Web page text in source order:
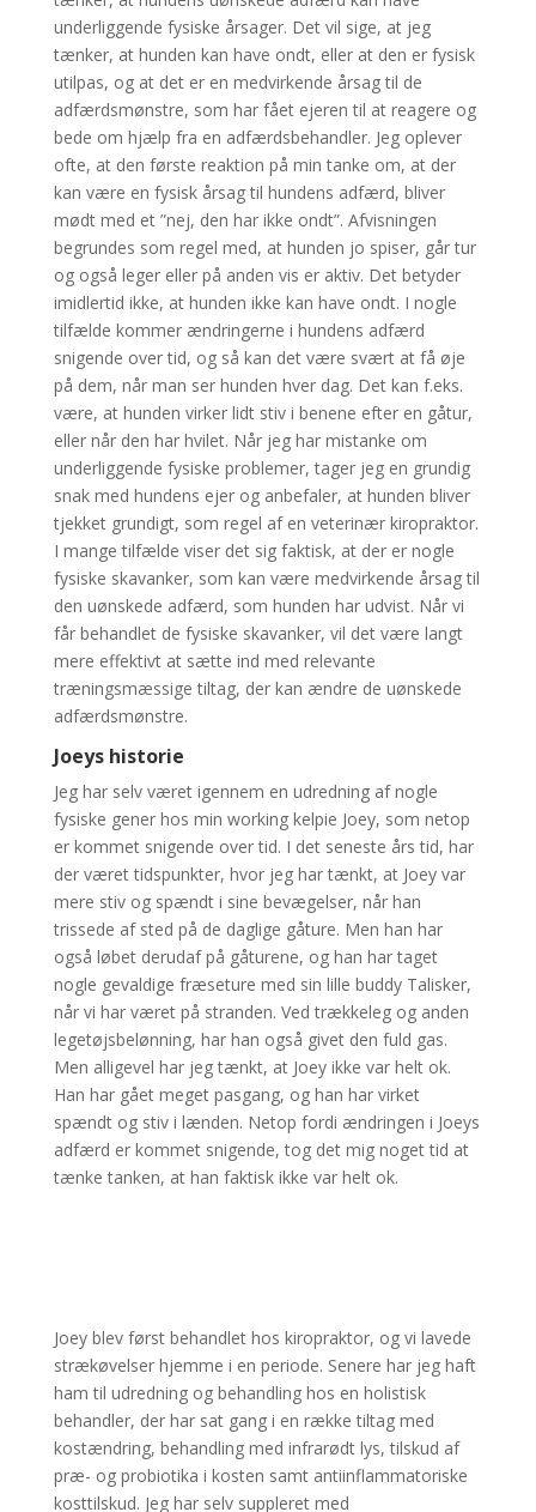
underliggende fysiske årsager. Det vil sige, at jeg
tænker, at hunden kan have ondt, eller at den er fysisk
utilpas, og at det er en medvirkende årsag til de
adfærdsmønstre, som har fået ejeren til at reagere og
bede om hjælp fra en adfærdsbehandler. Jeg oplever
ofte, at den første reaktion på min tanke om, at der
kan være en fysisk årsag til hundens adfærd, bliver
mødt med et ”nej, den har ikke ondt”. Afvisningen
begrundes som regel med, at hunden jo spiser, går tur
og også leger eller på anden vis er aktiv. Det betyder
imidlertid ikke, at hunden ikke kan have ondt. I nogle
tilfælde kommer ændringerne i hundens adfærd
snigende over tid, og så kan det være svært at få øje
på dem, når man ser hunden hver dag. Det kan f.eks.
være, at hunden virker lidt stiv i benene efter en gåtur,
eller når den har hvilet. Når jeg har mistanke om
underliggende fysiske problemer, tager jeg en grundig
snak med hundens ejer og anbefaler, at hunden bliver
tjekket grundigt, som regel af en veterinær kiropraktor.
I mange tilfælde viser det sig faktisk, at der er nogle
fysiske skavanker, som kan være medvirkende årsag til
den uønskede adfærd, som hunden har udvist. Når vi
får behandlet de fysiske skavanker, vil det være langt
mere effektivt at sætte ind med relevante
træningsmæssige tiltag, der kan ændre de uønskede
adfærdsmønstre.
Joeys historie
Jeg har selv været igennem en udredning af nogle
fysiske gener hos min working kelpie Joey, som netop
er kommet snigende over tid. I det seneste års tid, har
der været tidspunkter, hvor jeg har tænkt, at Joey var
mere stiv og spændt i sine bevægelser, når han
trissede af sted på de daglige gåture. Men han har
også løbet derudaf på gåturene, og han har taget
nogle gevaldige fræseture med sin lille buddy Talisker,
når vi har været på stranden. Ved trækkeleg og anden
legetøjsbelønning, har han også givet den fuld gas.
Men alligevel har jeg tænkt, at Joey ikke var helt ok.
Han har gået meget pasgang, og han har virket
spændt og stiv i lænden. Netop fordi ændringen i Joeys
adfærd er kommet snigende, tog det mig noget tid at
tænke tanken, at han faktisk ikke var helt ok.
Joey blev først behandlet hos kiropraktor, og vi lavede
strækøvelser hjemme i en periode. Senere har jeg haft
ham til udredning og behandling hos en holistisk
behandler, der har sat gang i en række tiltag med
kostændring, behandling med infrarødt lys, tilskud af
præ- og probiotika i kosten samt antiinflammatoriske
kosttilskud. Jeg har selv suppleret med